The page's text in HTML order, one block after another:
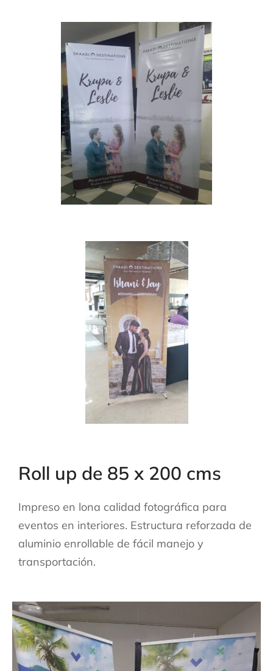
Roll up de 85 x 200 cms
Impreso en lona calidad fotográfica para
eventos en interiores. Estructura reforzada de
aluminio enrollable de fácil manejo y
transportación.